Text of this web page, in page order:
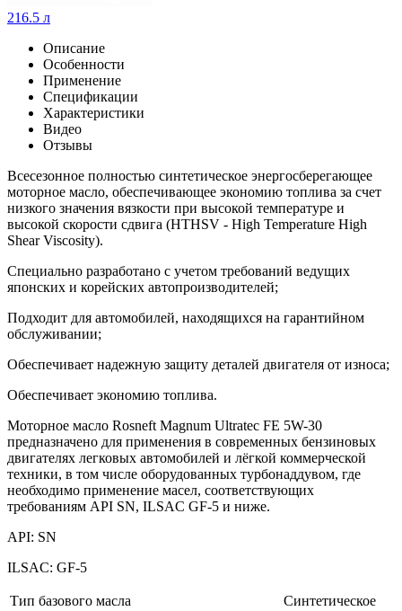
216.5 л
Описание
Особенности
Применение
Спецификации
Характеристики
Видео
Отзывы
Всесезонное полностью синтетическое энергосберегающее
моторное масло, обеспечивающее экономию топлива за счет
низкого значения вязкости при высокой температуре и
высокой скорости сдвига (HTHSV - High Temperature High
Shear Viscosity).
Специально разработано с учетом требований ведущих
японских и корейских автопроизводителей;
Подходит для автомобилей, находящихся на гарантийном
обслуживании;
Обеспечивает надежную защиту деталей двигателя от износа;
Обеспечивает экономию топлива.
Моторное масло Rosneft Magnum Ultratec FE 5W-30
предназначено для применения в современных бензиновых
двигателях легковых автомобилей и лёгкой коммерческой
техники, в том числе оборудованных турбонаддувом, где
необходимо применение масел, соответствующих
требованиям API SN, ILSAC GF-5 и ниже.
API: SN
ILSAC: GF-5
Тип базового масла
Синтетическое